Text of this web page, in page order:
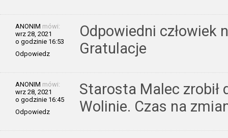
ANONIM mówi:
wrz 28, 2021
o godzinie 16:53
Odpowiedz
Odpowiedni człowiek
Gratulacje
ANONIM mówi:
wrz 28, 2021
o godzinie 16:45
Odpowiedz
Starosta Malec zrobił
Wolinie. Czas na